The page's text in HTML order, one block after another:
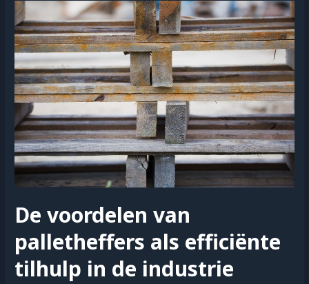
De voordelen van
palletheffers als efficiënte
tilhulp in de industrie